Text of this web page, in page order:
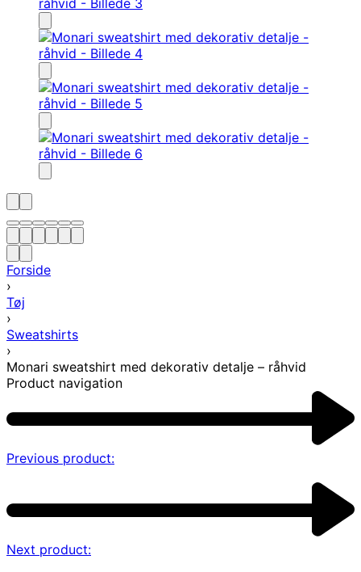
Forside
›
Tøj
›
Sweatshirts
›
Monari sweatshirt med dekorativ detalje – råhvid
Product navigation
Previous product:
Next product: